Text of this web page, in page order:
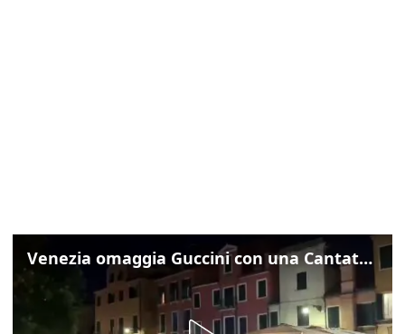
Venezia omaggia Guccini con una Cantata Anarchica in campo Santa Margherita